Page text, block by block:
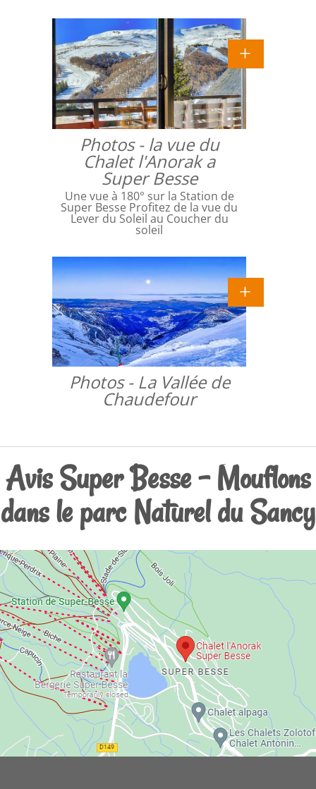
Photos - la vue du
Chalet l'Anorak a
Super Besse
Une vue à 180° sur la Station de
Super Besse Profitez de la vue du
Lever du Soleil au Coucher du
soleil
Photos - La Vallée de
Chaudefour
Avis Super Besse - Mouflons
dans le parc Naturel du Sancy